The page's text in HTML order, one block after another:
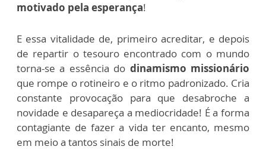
motivado pela esperança!
E essa vitalidade de, primeiro acreditar, e depois
de repartir o tesouro encontrado com o mundo
torna-se a essência do dinamismo missionário
que rompe o rotineiro e o ritmo padronizado. Cria
constante provocação para que desabroche a
novidade e desapareça a mediocridade! É a forma
contagiante de fazer a vida ter encanto, mesmo
em meio a tantos sinais de morte!